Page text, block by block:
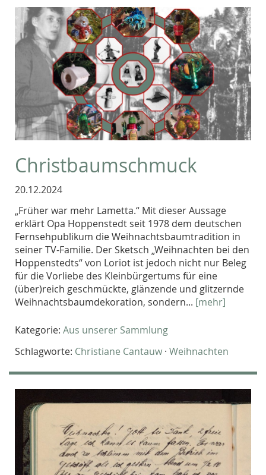
Christbaumschmuck
20.12.2024
„Früher war mehr Lametta.“ Mit dieser Aussage
erklärt Opa Hoppenstedt seit 1978 dem deutschen
Fernsehpublikum die Weihnachtsbaumtradition in
seiner TV-Familie. Der Sketsch „Weihnachten bei den
Hoppenstedts“ von Loriot ist jedoch nicht nur Beleg
für die Vorliebe des Kleinbürgertums für eine
(über)reich geschmückte, glänzende und glitzernde
Weihnachtsbaumdekoration, sondern... [mehr]
Kategorie: Aus unserer Sammlung
Schlagworte: Christiane Cantauw · Weihnachten